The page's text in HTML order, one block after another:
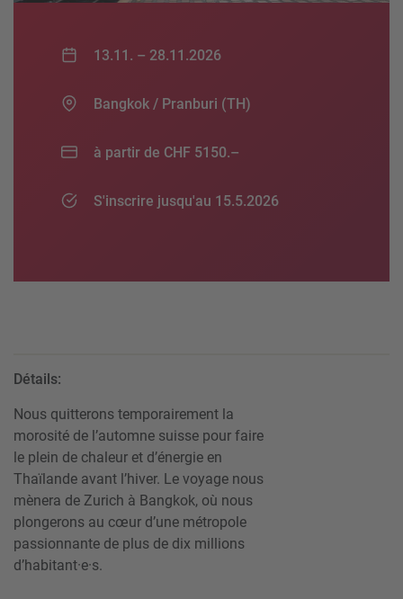
13.11. – 28.11.2026
Bangkok / Pranburi (TH)
à partir de CHF 5150.–
S'inscrire jusqu'au 15.5.2026
Détails:
Nous quitterons temporairement la
morosité de l’automne suisse pour faire
le plein de chaleur et d’énergie en
Thaïlande avant l’hiver. Le voyage nous
mènera de Zurich à Bangkok, où nous
plongerons au cœur d’une métropole
passionnante de plus de dix millions
d’habitant·e·s.